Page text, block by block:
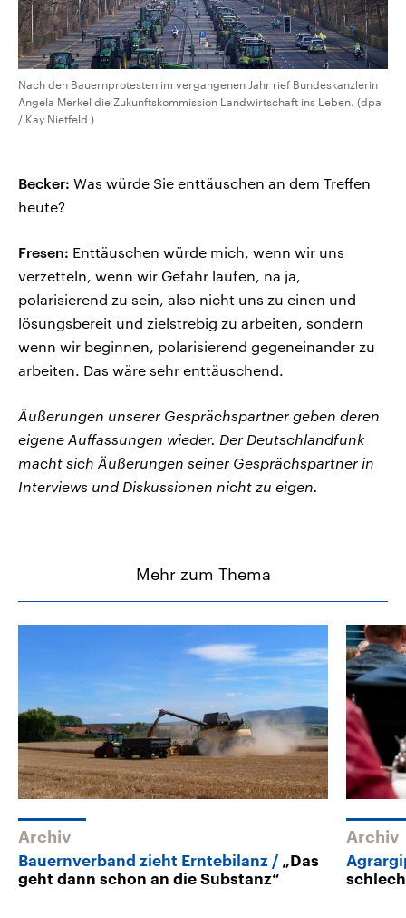
Nach den Bauernprotesten im vergangenen Jahr rief Bundeskanzlerin
Angela Merkel die Zukunftskommission Landwirtschaft ins Leben. (dpa
/ Kay Nietfeld )
Becker: Was würde Sie enttäuschen an dem Treffen
heute?
Fresen: Enttäuschen würde mich, wenn wir uns
verzetteln, wenn wir Gefahr laufen, na ja,
polarisierend zu sein, also nicht uns zu einen und
lösungsbereit und zielstrebig zu arbeiten, sondern
wenn wir beginnen, polarisierend gegeneinander zu
arbeiten. Das wäre sehr enttäuschend.
Äußerungen unserer Gesprächspartner geben deren
eigene Auffassungen wieder. Der Deutschlandfunk
macht sich Äußerungen seiner Gesprächspartner in
Interviews und Diskussionen nicht zu eigen.
Mehr zum Thema
Archiv
Bauernverband zieht Erntebilanz
„Das
geht dann schon an die Substanz“
Archiv